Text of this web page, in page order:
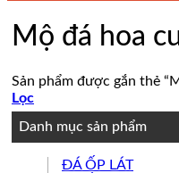
Mộ đá hoa
Sản phẩm được gắn thẻ
Lọc
Danh mục sản phẩm
ĐÁ ỐP LÁT